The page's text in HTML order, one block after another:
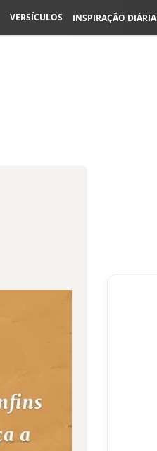
VERSÍCULOS INSPIRAÇÃO DIÁRIA